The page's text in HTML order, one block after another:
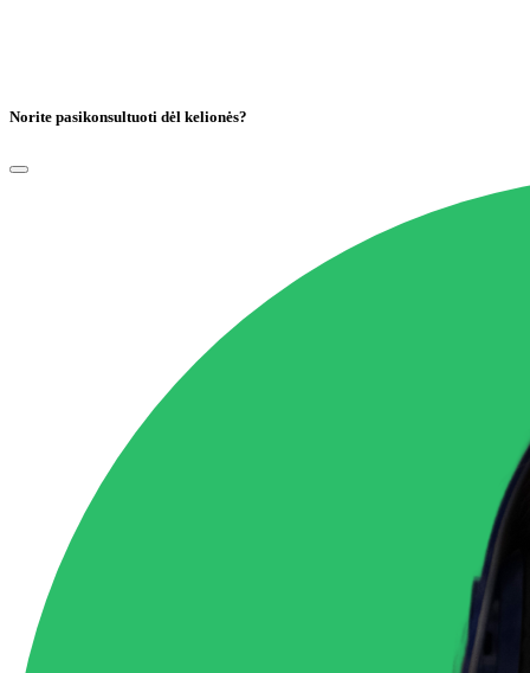
Norite pasikonsultuoti dėl kelionės?